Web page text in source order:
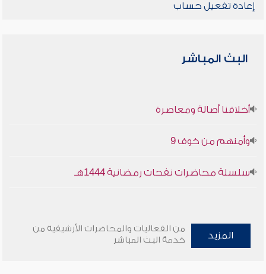
إعادة تفعيل حساب
البث المباشر
أخلاقنا أصالة ومعاصرة
وأمنهم من خوف 9
سلسلة محاضرات نفحات رمضانية 1444هـ
المزيد
من الفعاليات والمحاضرات الأرشيفية من
خدمة البث المباشر